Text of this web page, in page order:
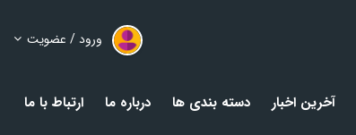
ورود / عضویت
آخرین اخبار دسته بندی ها درباره ما ارتباط با ما